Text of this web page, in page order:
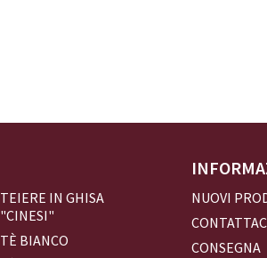
TEIERE IN GHISA
"CINESI"
TÈ BIANCO
NUOVI
CONSEGNA